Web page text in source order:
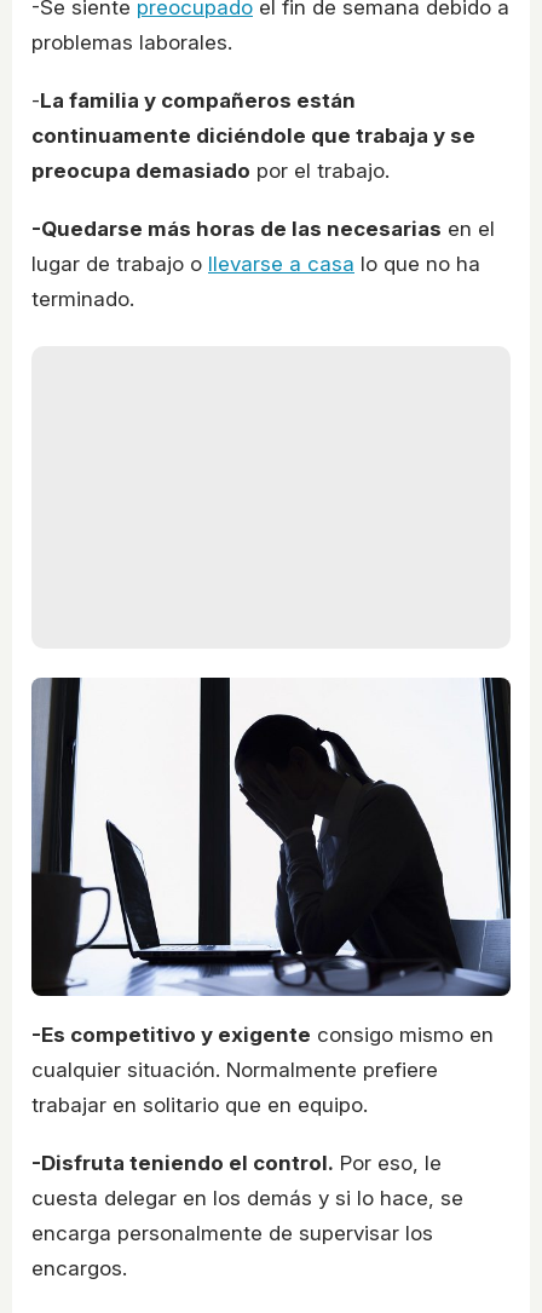
-Se siente preocupado el fin de semana debido a
problemas laborales.
-La familia y compañeros están
continuamente diciéndole que trabaja y se
preocupa demasiado por el trabajo.
-Quedarse más horas de las necesarias en el
lugar de trabajo o llevarse a casa lo que no ha
terminado.
-Es competitivo y exigente consigo mismo en
cualquier situación. Normalmente prefiere
trabajar en solitario que en equipo.
-Disfruta teniendo el control. Por eso, le
cuesta delegar en los demás y si lo hace, se
encarga personalmente de supervisar los
encargos.